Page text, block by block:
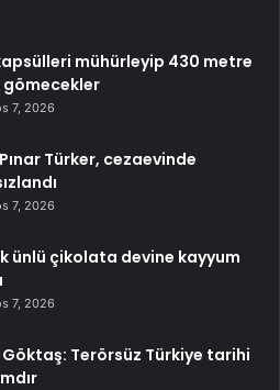
mühürleyip 430 metre
gömecekler
7, 2026
Türker, cezaevinde
7, 2026
ünlü çikolata devine kayyum
7, 2026
Göktaş: Terörsüz Türkiye tarihi